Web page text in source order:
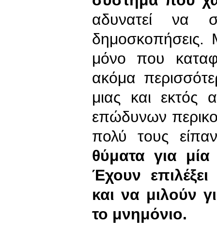
αδυνατεί να
δημοσκοπήσεις.
μόνο που
ακόμα
μιας και εκτός
επώδυνων
πολύ τους
θύματα για
Έχουν
και να μιλούν
το μνημόνιο.